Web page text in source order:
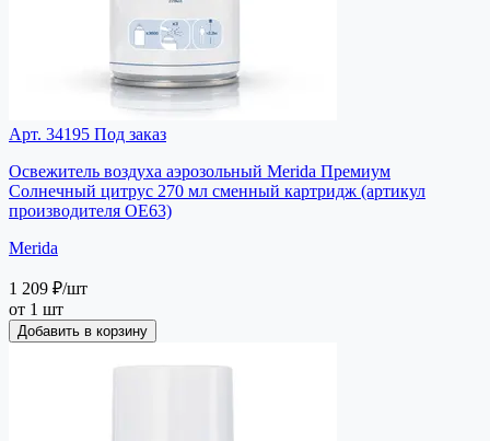
Арт. 34195 Под заказ
Освежитель воздуха аэрозольный Merida Премиум
Солнечный цитрус 270 мл сменный картридж (артикул
производителя OE63)
Merida
1 209 ₽/шт
от 1 шт
Добавить в корзину